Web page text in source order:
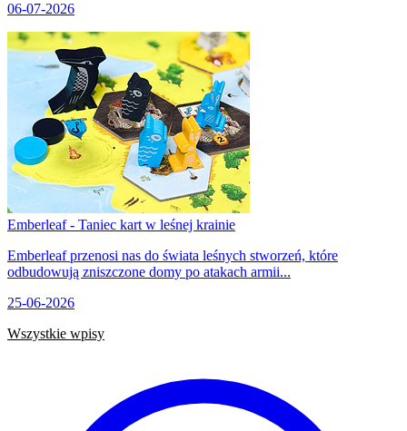
06-07-2026
Emberleaf - Taniec kart w leśnej krainie
Emberleaf przenosi nas do świata leśnych stworzeń, które
odbudowują zniszczone domy po atakach armii...
25-06-2026
Wszystkie wpisy